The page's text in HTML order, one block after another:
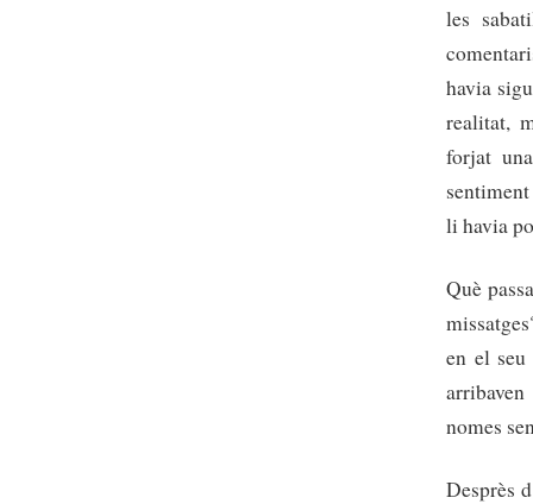
les
havia
realitat,
forjat
li havia
Què
en el seu
nomes
Desprès